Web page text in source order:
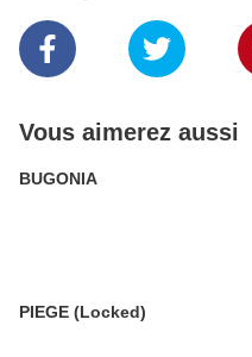
Vous aimerez aussi
BUGONIA
PIEGE (Locked)